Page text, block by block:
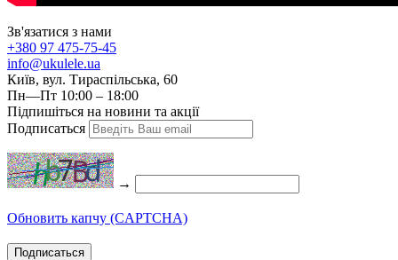
Зв'язатися з нами
+380 97 475-75-45
info@ukulele.ua
Київ, вул. Тираспільська, 60
Пн—Пт 10:00 – 18:00
Підпишіться на новини та акції
Подписаться
→
Обновить капчу (CAPTCHA)
Подписаться